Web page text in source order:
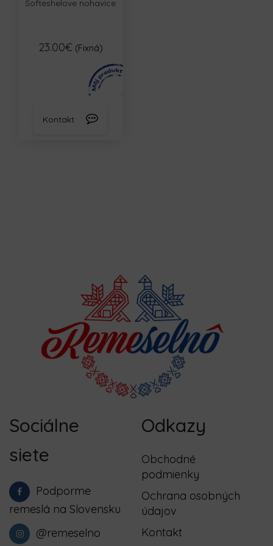
Softeshelove nohavice
23.00€ (Fixná)
Kontakt
Sociálne
siete
Podporme
remeslá na Slovensku
@remeselno
Odkazy
Obchodné
podmienky
Ochrana osobných
údajov
Kontakt